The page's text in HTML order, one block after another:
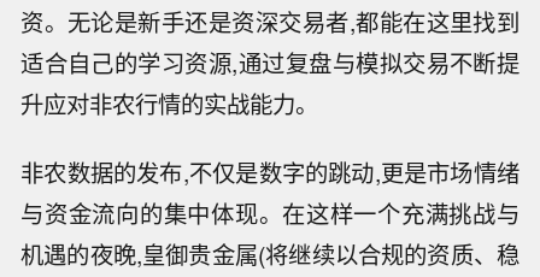
资。无论是新手还是资深交易者,都能在这里找到
适合自己的学习资源,通过复盘与模拟交易不断提
升应对非农行情的实战能力。
非农数据的发布,不仅是数字的跳动,更是市场情绪
与资金流向的集中体现。在这样一个充满挑战与
机遇的夜晚,皇御贵金属(将继续以合规的资质、稳